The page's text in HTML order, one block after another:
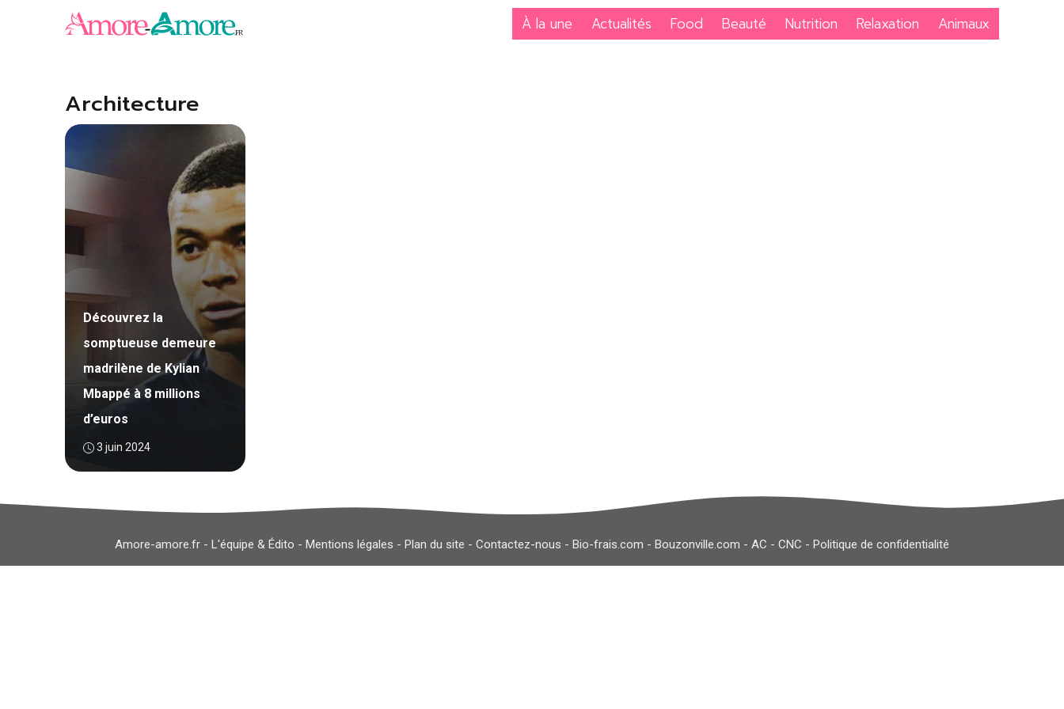
À la une Actualités Food Beauté Nutrition Relaxation Animaux
Architecture
Découvrez la
somptueuse demeure
madrilène de Kylian
Mbappé à 8 millions
d’euros
3 juin 2024
Amore-amore.fr - L'équipe & Édito - Mentions légales - Plan du site - Contactez-nous - Bio-frais.com - Bouzonville.com - AC - CNC - Politique de confidentialité